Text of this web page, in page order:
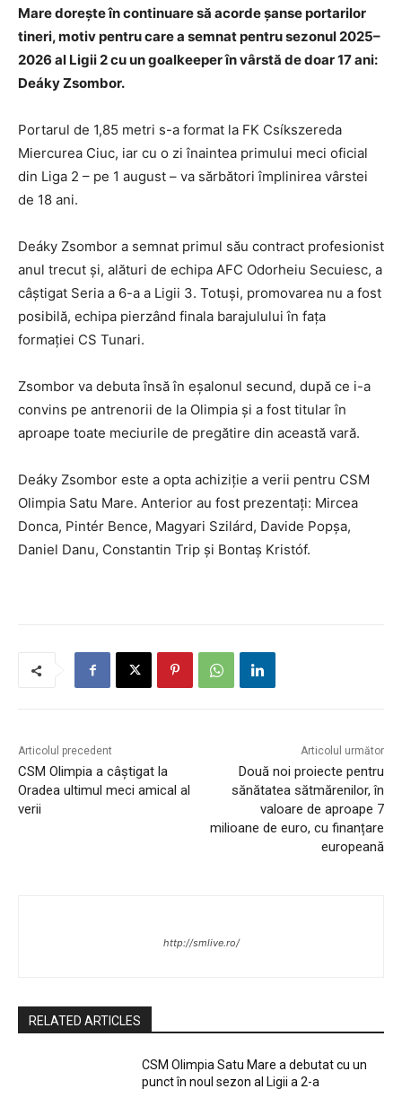
Mare dorește în continuare să acorde șanse portarilor
tineri, motiv pentru care a semnat pentru sezonul 2025–
2026 al Ligii 2 cu un goalkeeper în vârstă de doar 17 ani:
Deáky Zsombor.
Portarul de 1,85 metri s-a format la FK Csíkszereda
Miercurea Ciuc, iar cu o zi înaintea primului meci oficial
din Liga 2 – pe 1 august – va sărbători împlinirea vârstei
de 18 ani.
Deáky Zsombor a semnat primul său contract profesionist
anul trecut și, alături de echipa AFC Odorheiu Secuiesc, a
câștigat Seria a 6-a a Ligii 3. Totuși, promovarea nu a fost
posibilă, echipa pierzând finala barajulului în fața
formației CS Tunari.
Zsombor va debuta însă în eșalonul secund, după ce i-a
convins pe antrenorii de la Olimpia și a fost titular în
aproape toate meciurile de pregătire din această vară.
Deáky Zsombor este a opta achiziție a verii pentru CSM
Olimpia Satu Mare. Anterior au fost prezentați: Mircea
Donca, Pintér Bence, Magyari Szilárd, Davide Popșa,
Daniel Danu, Constantin Trip și Bontaș Kristóf.
Articolul precedent
CSM Olimpia a câștigat la
Oradea ultimul meci amical al
verii
Articolul următor
Două noi proiecte pentru
sănătatea sătmărenilor, în
valoare de aproape 7
milioane de euro, cu finanțare
europeană
http://smlive.ro/
RELATED ARTICLES
CSM Olimpia Satu Mare a debutat cu un
punct în noul sezon al Ligii a 2-a